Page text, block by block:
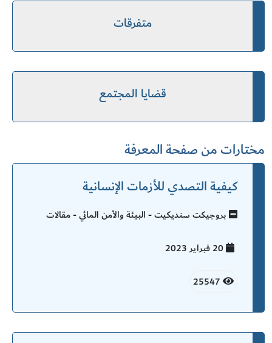
متفرقات
قضايا المجتمع
مختارات من صفحة المعرفة
كيفية التصدي للأزمات الإنسانية
بروجيكت سنديكيت - البيئة والأمن المائي - مقالات
20 فبراير 2023